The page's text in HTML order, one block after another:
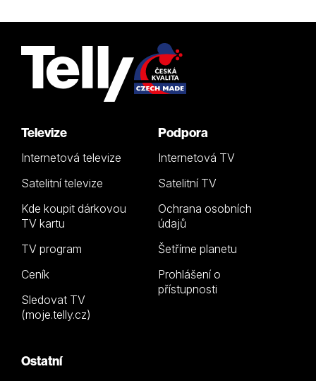
Televize
Internetová televize
Satelitní televize
Kde koupit dárkovou
TV kartu
TV program
Ceník
Sledovat TV
(moje.telly.cz)
Podpora
Internetová TV
Satelitní TV
Ochrana osobních
údajů
Šetříme planetu
Prohlášení o
přístupnosti
Ostatní